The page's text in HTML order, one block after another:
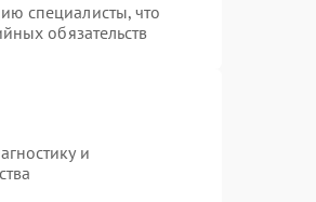
специалисты, что
обязательств
и